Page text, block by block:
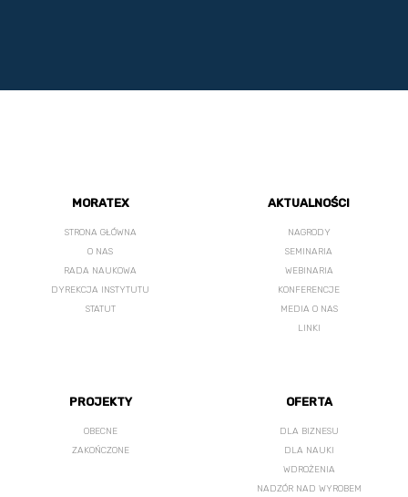
MORATEX
STRONA GŁÓWNA
O NAS
RADA NAUKOWA
DYREKCJA INSTYTUTU
STATUT
AKTUALNOŚCI
NAGRODY
SEMINARIA
WEBINARIA
KONFERENCJE
MEDIA O NAS
LINKI
PROJEKTY
OBECNE
ZAKOŃCZONE
OFERTA
DLA BIZNESU
DLA NAUKI
WDROŻENIA
NADZÓR NAD WYROBEM